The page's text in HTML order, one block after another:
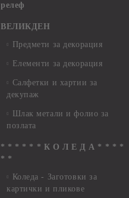
релеф
ВЕЛИКДЕН
Предмети за декорация
Елементи за декорация
Салфетки и хартии за
декупаж
Шлак метали и фолио за
позлата
* * * * * * К О Л Е Д А * * * *
* *
Коледа - Заготовки за
картички и пликове